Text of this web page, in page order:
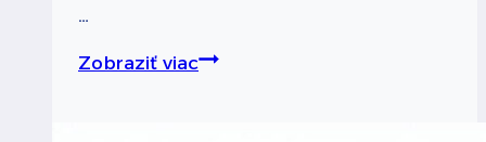
…
Zobraziť viacVšetci